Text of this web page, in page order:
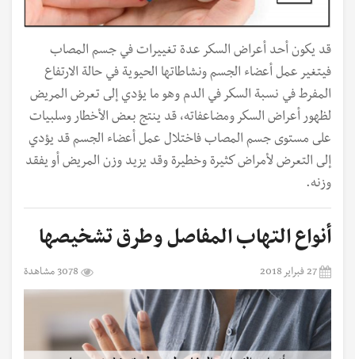
قد يكون أحد أعراض السكر عدة تغييرات في جسم المصاب
فيتغير عمل أعضاء الجسم ونشاطاتها الحيوية في حالة الارتفاع
المفرط في نسبة السكر في الدم وهو ما يؤدي إلى تعرض المريض
لظهور أعراض السكر ومضاعفاته، قد ينتج بعض الأخطار وسلبيات
على مستوى جسم المصاب فاختلال عمل أعضاء الجسم قد يؤدي
إلى التعرض لأمراض كثيرة وخطيرة وقد يزيد وزن المريض أو يفقد
وزنه.
أنواع التهاب المفاصل وطرق تشخيصها
27 فبراير 2018 3078 مشاهدة